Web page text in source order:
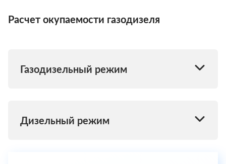
Расчет окупаемости газодизеля
Газодизельный режим
Дизельный режим